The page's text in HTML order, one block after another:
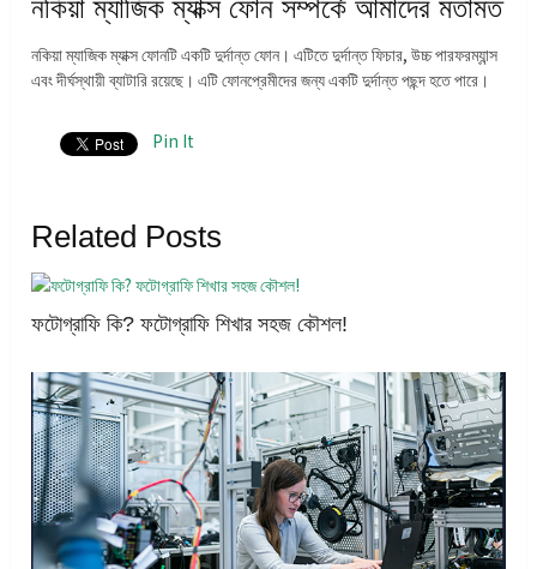
নকিয়া ম্যাজিক ম্যাক্স ফোন সম্পর্কে আমাদের মতামত
নকিয়া ম্যাজিক ম্যাক্স ফোনটি একটি দুর্দান্ত ফোন। এটিতে দুর্দান্ত ফিচার, উচ্চ পারফরম্যান্স
এবং দীর্ঘস্থায়ী ব্যাটারি রয়েছে। এটি ফোনপ্রেমীদের জন্য একটি দুর্দান্ত পছন্দ হতে পারে।
Pin It
Related Posts
ফটোগ্রাফি কি? ফটোগ্রাফি শিখার সহজ কৌশল!